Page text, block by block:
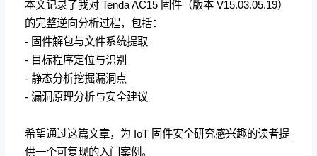
本文记录了我对 Tenda AC15 固件（版本 V15.03.05.19）
的完整逆向分析过程，包括：
- 固件解包与文件系统提取
- 目标程序定位与识别
- 静态分析挖掘漏洞点
- 漏洞原理分析与安全建议
希望通过这篇文章，为 IoT 固件安全研究感兴趣的读者提
供一个可复现的入门案例。